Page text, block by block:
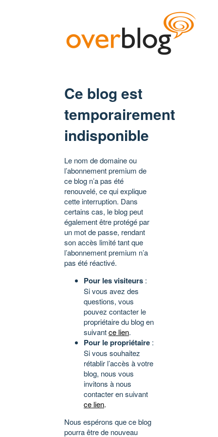
Ce blog est
temporairement
indisponible
Le nom de domaine ou
l’abonnement premium de
ce blog n’a pas été
renouvelé, ce qui explique
cette interruption. Dans
certains cas, le blog peut
également être protégé par
un mot de passe, rendant
son accès limité tant que
l’abonnement premium n’a
pas été réactivé.
Pour les visiteurs :
Si vous avez des
questions, vous
pouvez contacter le
propriétaire du blog en
suivantce lien.
Pour le propriétaire :
Si vous souhaitez
rétablir l’accès à votre
blog, nous vous
invitons à nous
contacter en suivant
ce lien.
Nous espérons que ce blog
pourra être de nouveau